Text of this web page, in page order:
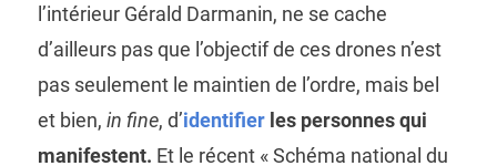
l’intérieur Gérald Darmanin, ne se cache
d’ailleurs pas que l’objectif de ces drones n’est
pas seulement le maintien de l’ordre, mais bel
et bien, in fine, d’identifierles personnes qui
manifestent. Et le récent « Schéma national du